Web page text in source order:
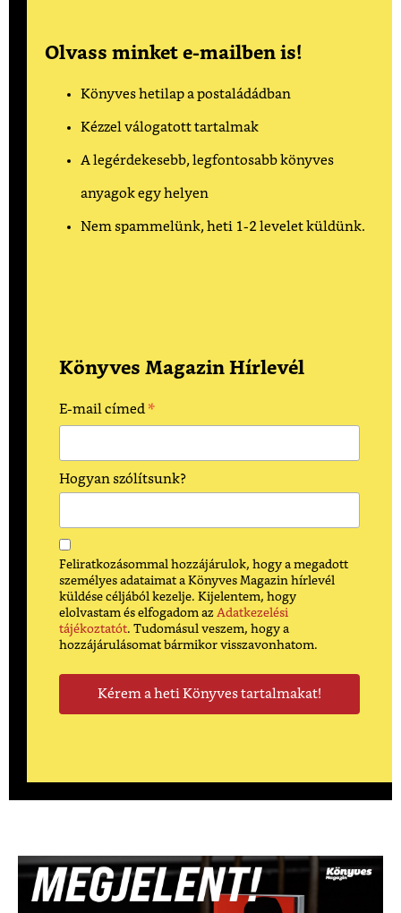
Olvass minket e-mailben is!
Könyves hetilap a postaládádban
Kézzel válogatott tartalmak
A legérdekesebb, legfontosabb könyves
anyagok egy helyen
Nem spammelünk, heti 1-2 levelet küldünk.
Könyves Magazin Hírlevél
E-mail címed *
Hogyan szólítsunk?
Feliratkozásommal hozzájárulok, hogy a megadott
személyes adataimat a Könyves Magazin hírlevél
küldése céljából kezelje. Kijelentem, hogy
elolvastam és elfogadom az Adatkezelési
tájékoztatót. Tudomásul veszem, hogy a
hozzájárulásomat bármikor visszavonhatom.